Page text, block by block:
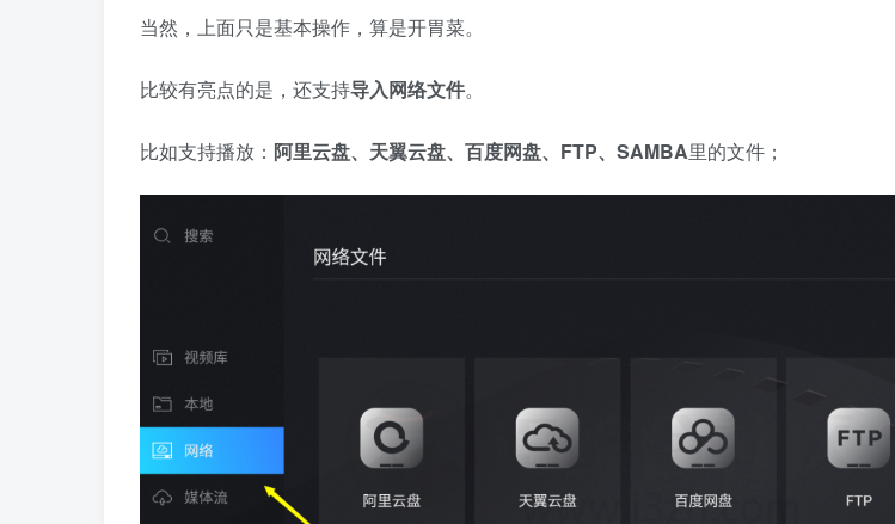
当然，上面只是基本操作，算是开胃菜。
比较有亮点的是，还支持导入网络文件。
比如支持播放： 阿里云盘、天翼云盘、百度网盘、FTP、SAMBA里的文件；